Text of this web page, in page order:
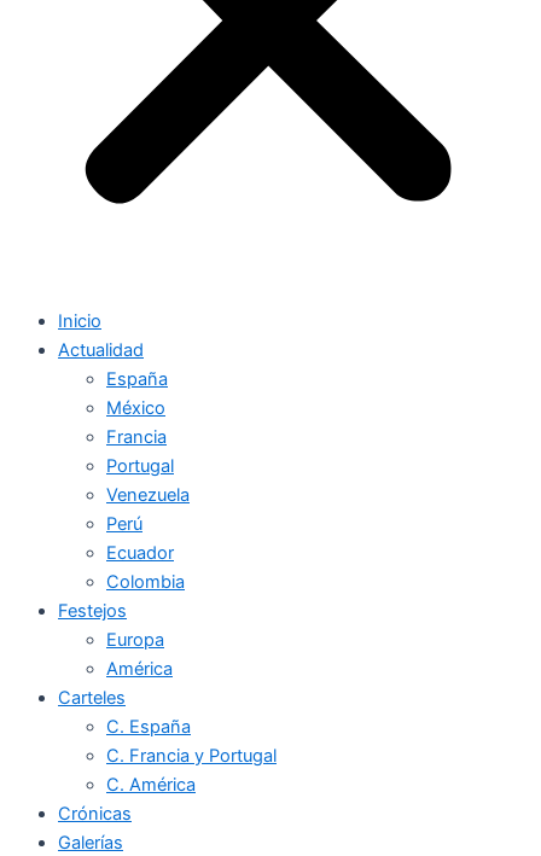
Inicio
Actualidad
España
México
Francia
Portugal
Venezuela
Perú
Ecuador
Colombia
Festejos
Europa
América
Carteles
C. España
C. Francia y Portugal
C. América
Crónicas
Galerías